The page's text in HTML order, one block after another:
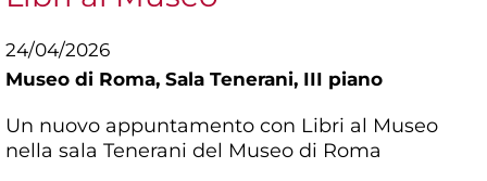
24/04/2026
Museo di Roma, Sala Tenerani, III piano
Un nuovo appuntamento con Libri al Museo
nella sala Tenerani del Museo di Roma